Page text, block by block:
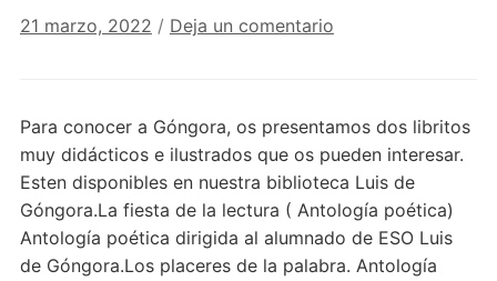
21 marzo, 2022 / Deja un comentario
Para conocer a Góngora, os presentamos dos libritos
muy didácticos e ilustrados que os pueden interesar.
Esten disponibles en nuestra biblioteca Luis de
Góngora.La fiesta de la lectura ( Antología poética)
Antología poética dirigida al alumnado de ESO Luis
de Góngora.Los placeres de la palabra. Antología